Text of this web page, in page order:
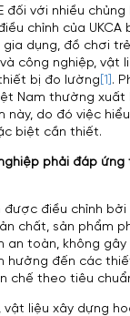
đối với nhiều chủng
chỉnh của
dụng, đồ chơi
công nghiệp, vật
bị đo lường [1] .
Nam thường xuất
này, do đó việc
biệt cần thiết.
phải đáp
được điều chỉnh
chất, sản phẩm
an toàn, không
hưởng đến các
chế theo tiêu
vật liệu xây dựng